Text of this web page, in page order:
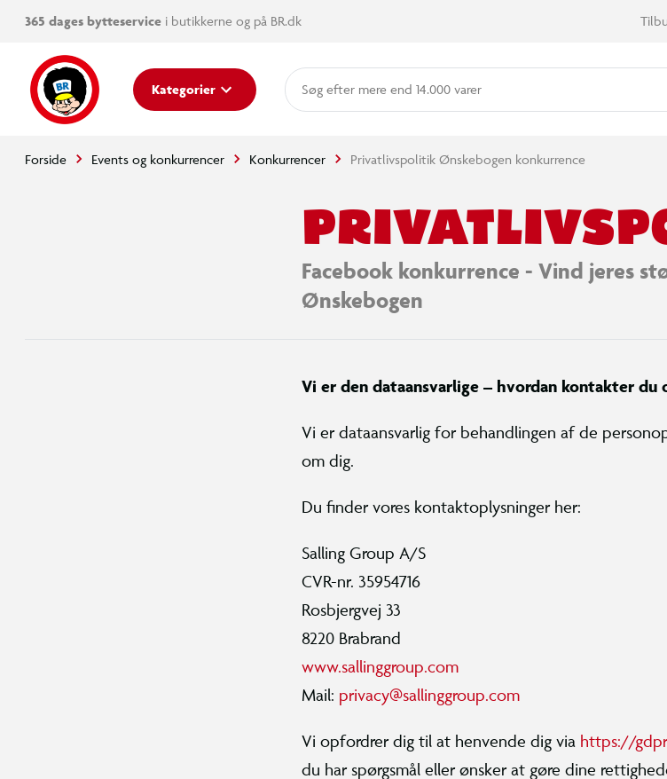
365 dages bytteservice i butikkerne og på BR.dk
Kategorier
mere end 14.000 varer
Forside Events og konkurrencer Konkurrencer Privatlivspolitik Ønskebogen konkurrence
Facebook konkurrence - Vind jeres
Ønskebogen
Vi er den dataansvarlige – hvordan kontakter du
Vi er dataansvarlig for behandlingen af de
om dig.
Du finder vores kontaktoplysninger her:
Salling Group A/S
CVR-nr. 35954716
Rosbjergvej 33
8220 Brabrand
www.sallinggroup.com
Mail: privacy@sallinggroup.com
Vi opfordrer dig til at henvende dig via https://
du har spørgsmål eller ønsker at gøre dine